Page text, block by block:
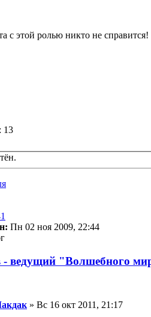
с этой ролью никто не справится!
13
Пн 02 ноя 2009, 22:44
ведущий "Волшебного
» Вс 16 окт 2011, 21:17